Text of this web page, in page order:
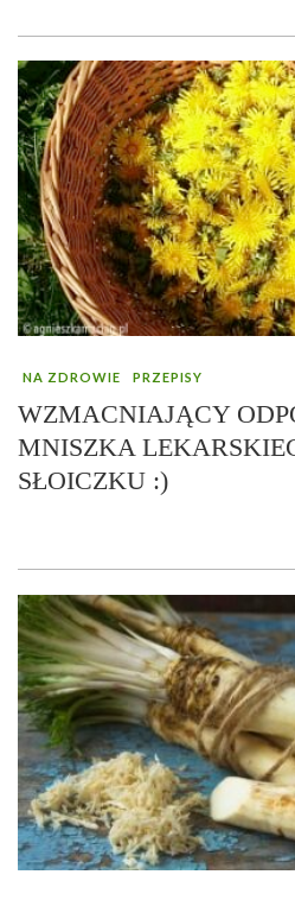
NA ZDROWIE PRZEPISY
WZMACNIAJĄCY
MNISZKA
SŁOICZKU :)